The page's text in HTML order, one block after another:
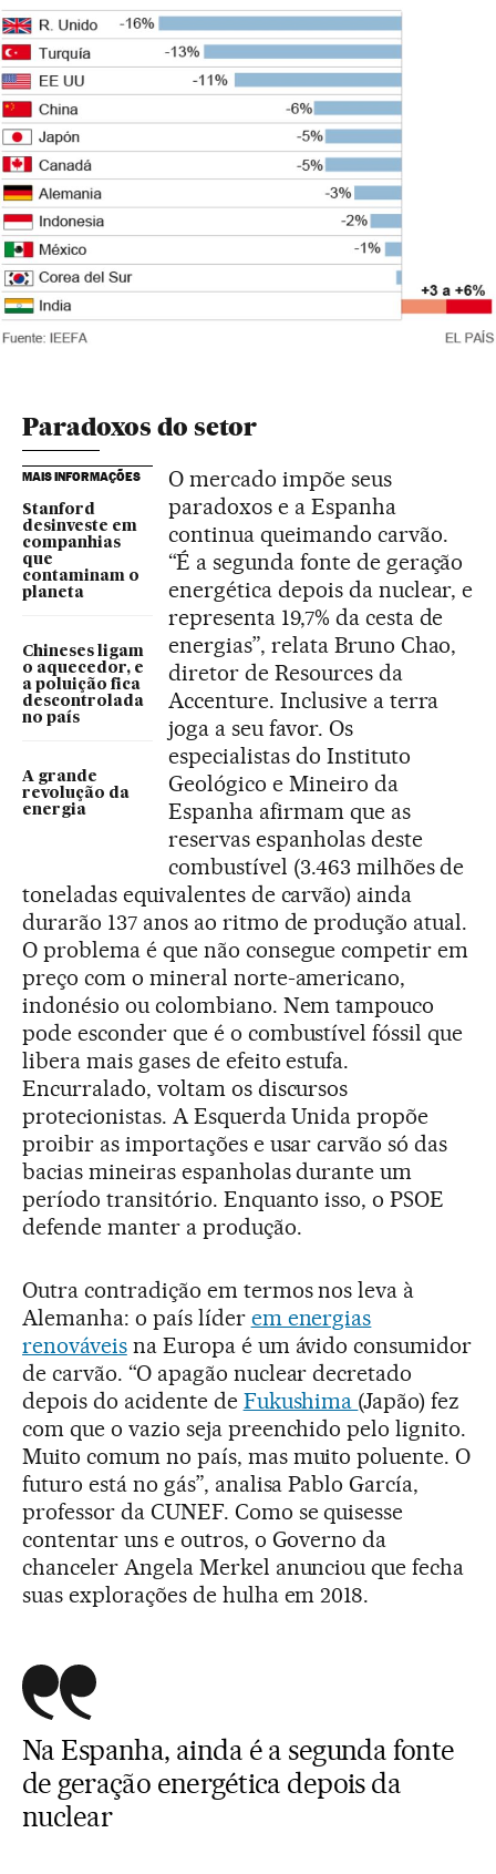
Paradoxos do setor
MAIS INFORMAÇÕES
Stanford
desinveste em
companhias
que
contaminam o
planeta
Chineses ligam
o aquecedor, e
a poluição fica
descontrolada
no país
A grande
revolução da
energia
O mercado impõe seus
paradoxos e a Espanha
continua queimando carvão.
“É a segunda fonte de geração
energética depois da nuclear, e
representa 19,7% da cesta de
energias”, relata Bruno Chao,
diretor de Resources da
Accenture. Inclusive a terra
joga a seu favor. Os
especialistas do Instituto
Geológico e Mineiro da
Espanha afirmam que as
reservas espanholas deste
combustível (3.463 milhões de
toneladas equivalentes de carvão) ainda
durarão 137 anos ao ritmo de produção atual.
O problema é que não consegue competir em
preço com o mineral norte-americano,
indonésio ou colombiano. Nem tampouco
pode esconder que é o combustível fóssil que
libera mais gases de efeito estufa.
Encurralado, voltam os discursos
protecionistas. A Esquerda Unida propõe
proibir as importações e usar carvão só das
bacias mineiras espanholas durante um
período transitório. Enquanto isso, o PSOE
defende manter a produção.
Outra contradição em termos nos leva à
Alemanha: o país líder em energias
renováveisna Europa é um ávido consumidor
de carvão. “O apagão nuclear decretado
depois do acidente de Fukushima (Japão) fez
com que o vazio seja preenchido pelo lignito.
Muito comum no país, mas muito poluente. O
futuro está no gás”, analisa Pablo García,
professor da CUNEF. Como se quisesse
contentar uns e outros, o Governo da
chanceler Angela Merkel anunciou que fecha
suas explorações de hulha em 2018.
Na Espanha, ainda é a segunda fonte
de geração energética depois da
nuclear